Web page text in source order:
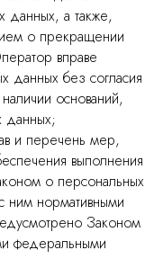
данных, а также,
о прекращении
вправе
данных без согласия
оснований,
данных;
и перечень мер,
выполнения
о персональных
ним нормативными
Законом
федеральными